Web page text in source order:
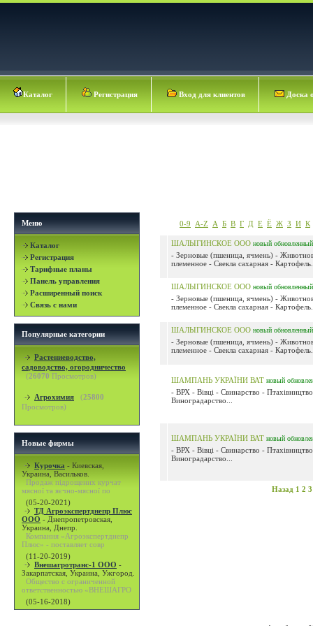
Каталог Регистрация Вход для клиентов Доска
Меню
Каталог
Регистрация
Тарифные планы
Панель управления
Расширенный поиск
Связь с нами
Популярные категории
Растениеводство,
садоводство, огородничество
(26070 Просмотров)
Агрохимия (25800
Просмотров)
Новые фирмы
Курочка - Киевская,
Украина, Васильков.
Продаж підрощених курчат
мясної та яєчно-мясної по
(05-20-2021)
ТД Агроэкспертднепр Плюс
ООО - Днепропетровская,
Украина, Днепр.
Компания «Агроэкспертднепр
Плюс» - поставляет совр
(11-20-2019)
Внешагротранс-1 ООО -
Закарпатская, Украина, Ужгород.
Общество с ограниченной
ответственностью «ВНЕШАГРО
(05-16-2018)
0-9 A-Z А Б В Г Д Е Ё Ж З И К
ШАЛЫГИНСКОЕ ООО новый обновленный
- Зерновые (пшеница, ячмень) -
племенное - Свекла сахарная -
ШАЛЫГИНСКОЕ ООО новый обновленный
- Зерновые (пшеница, ячмень) -
племенное - Свекла сахарная -
ШАЛЫГИНСКОЕ ООО новый обновленный
- Зерновые (пшеница, ячмень) -
племенное - Свекла сахарная -
ШАМПАНЬ УКРАЇНИ ВАТ новый
- ВРХ - Вівці - Свинарство -
Виноградарство...
ШАМПАНЬ УКРАЇНИ ВАТ новый
- ВРХ - Вівці - Свинарство -
Виноградарство...
Назад 1 2 3